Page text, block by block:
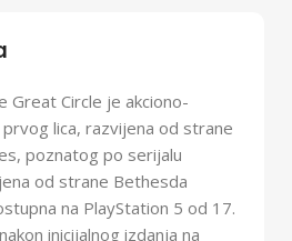
Great Circle je akciono-
lica, razvijena od strane
poznatog po serijalu
od strane Bethesda
na PlayStation 5 od 17.
inicijalnog izdanja na